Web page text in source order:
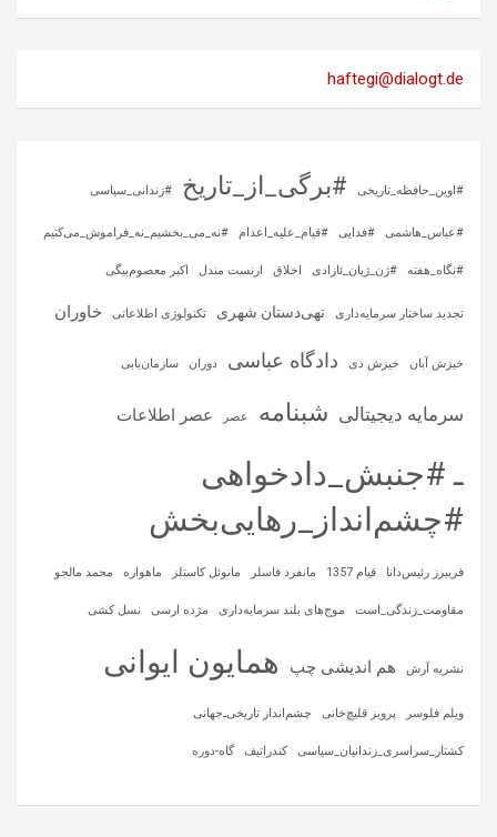
haftegi@dialogt.de
#اوین_حافظه_تاریخی #برگی_از_تاریخ #زندانی_سیاسی
#عباس_هاشمی #فدایی #قیام_علیه_اعدام #نه_می_بخشیم_نه_فراموش_می‌کنیم
#نگاه_هفته #ژن_ژیان_ئازادی اخلاق ارنست مندل اکبر معصوم‌بیگی
تجدید ساختار سرمایه‌داری تهی‌دستان شهری تکنولوژی اطلاعاتی خاوران
خیزش آبان خیزش دی دادگاه عباسی دوران سازمان‌یابی
سرمایه‌ دیجیتالی شبنامه عصر عصر اطلاعات
ـ #جنبش_دادخواهی
#چشم‌انداز_رهایی‌بخش
فریبرز رئیس‌دانا قیام 1357 مانفرد فاسلر مانوئل کاستلز ماهواره‌ محمد مالجو
مقاومت_زندگی_است موج‌های بلند سرمایه‌داری مژده ارسی نسل کشی
نشریه آرش هم اندیشی چپ همایون ایوانی
ویلم فلوسر پرویز قلیچ‌خانی چشم‌انداز تاریخی‌ـ‌جهانی
کشتار_سراسری_زندانیان_سیاسی کندراتیف گاه-دوره